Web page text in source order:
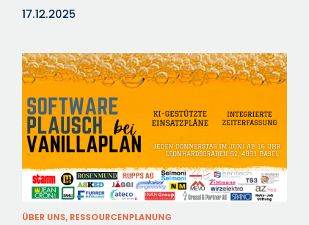
17.12.2025
ÜBER UNS, RESSOURCENPLANUNG